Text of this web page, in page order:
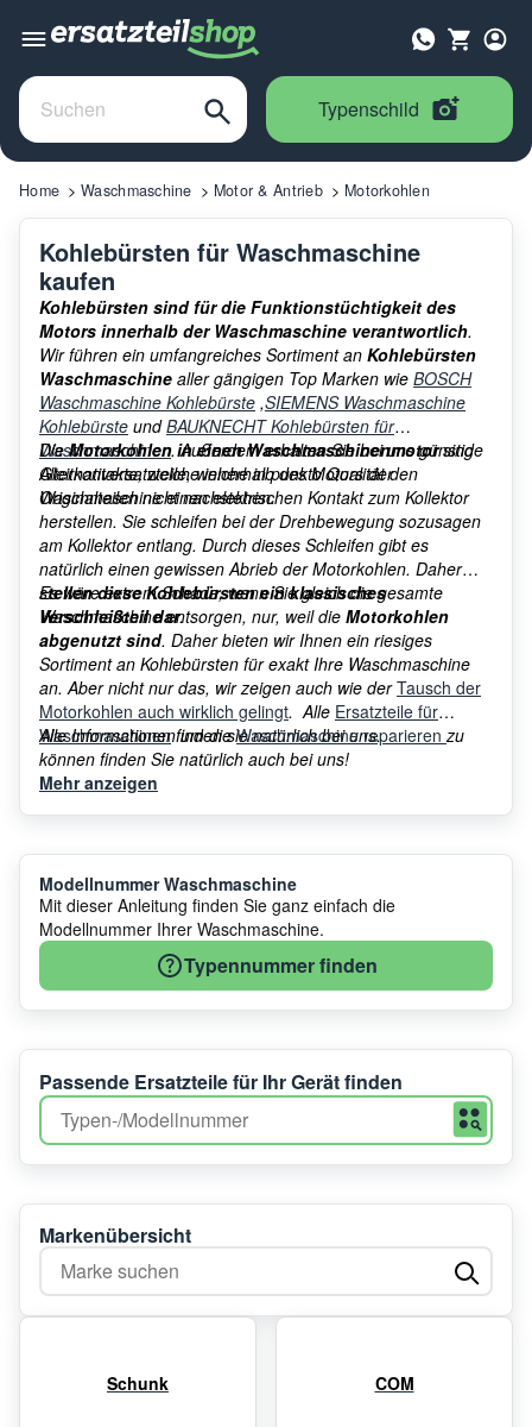
Typenschild
Home Waschmaschine Motor & Antrieb Motorkohlen
Kohlebürsten für Waschmaschine
kaufen
Kohlebürsten sind für die Funktionstüchtigkeit des
Motors innerhalb der Waschmaschine verantwortlich.
Wir führen ein umfangreiches Sortiment an Kohlebürsten
Waschmaschine aller gängigen Top Marken wie BOSCH
Waschmaschine Kohlebürste ,SIEMENS Waschmaschine
Kohlebürste undBAUKNECHT Kohlebürsten für
Waschmaschinen. Außerdem erhalten Sie bei uns günstige
Alternativersatzteile, welche in punkto Qualität den
Originalteilen nicht nachstehen.
DieMotorkohlen in einen Waschmaschinenmotorsind
Gleitkontakte, welche innerhalb des Motors der
Waschmaschine einen elektrischen Kontakt zum Kollektor
herstellen. Sie schleifen bei der Drehbewegung sozusagen
am Kollektor entlang. Durch dieses Schleifen gibt es
natürlich einen gewissen Abrieb der Motorkohlen. Daher
stellen diese Kohlebürsten ein klassisches
Verschleißteil dar.
Es wäre extrem Schade, wenn Sie gleich die gesamte
Waschmaschine entsorgen, nur, weil die Motorkohlen
abgenutzt sind. Daher bieten wir Ihnen ein riesiges
Sortiment an Kohlebürsten für exakt Ihre Waschmaschine
an. Aber nicht nur das, wir zeigen auch wie derTausch der
Motorkohlen auch wirklich gelingt. Alle Ersatzteile für
Waschmaschinenfinden sie natürlich bei uns.
Alle Informationen um dieWaschmaschine reparieren zu
können finden Sie natürlich auch bei uns!
Mehr anzeigen
Modellnummer Waschmaschine
Mit dieser Anleitung finden Sie ganz einfach die
Modellnummer Ihrer Waschmaschine.
Typennummer finden
Passende Ersatzteile für Ihr Gerät finden
Markenübersicht
Marke suchen
Schunk COM